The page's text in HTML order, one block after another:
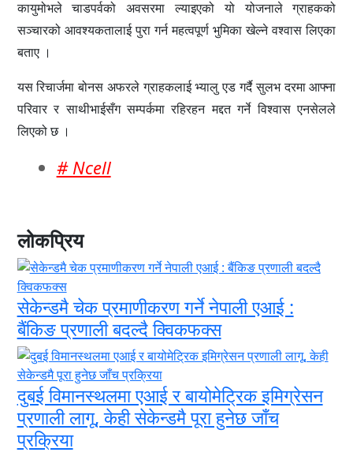
कायुमोभले चाडपर्वको अवसरमा ल्याइएको यो योजनाले ग्राहकको
सञ्चारको आवश्यकतालाई पुरा गर्न महत्वपूर्ण भुमिका खेल्ने वश्वास लिएका
बताए ।
यस रिचार्जमा बोनस अफरले ग्राहकलाई भ्यालु एड गर्दै सुलभ दरमा आफ्ना
परिवार र साथीभाईसँग सम्पर्कमा रहिरहन मद्दत गर्ने विश्वास एनसेलले
लिएको छ ।
# Ncell
लोकप्रिय
सेकेन्डमै चेक प्रमाणीकरण गर्ने नेपाली एआई :
बैंकिङ प्रणाली बदल्दै क्विकफक्स
दुबई विमानस्थलमा एआई र बायोमेट्रिक इमिग्रेसन
प्रणाली लागू, केही सेकेन्डमै पूरा हुनेछ जाँच
प्रक्रिया